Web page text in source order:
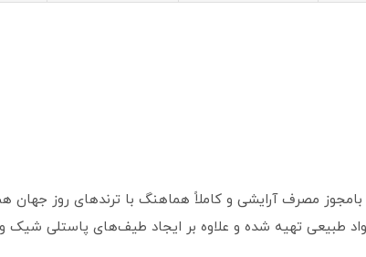
مصرف آرایشی و کاملاً هماهنگ با ترندهای روز جهان
طبیعی تهیه شده و علاوه بر ایجاد طیف‌های پاستلی شیک و